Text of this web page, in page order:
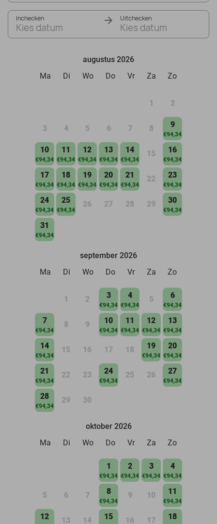
Inchecken
Kies datum
Uitchecken
Kies datum
augustus 2026
Ma
Di Wo Do Vr Za Zo
1 2
3 4 5 6 7 8 9
€94,34
10
€94,34
11
€94,34
12
€94,34
13
€94,34
14
€94,34
15 16
€94,34
17
€94,34
18
€94,34
19
€94,34
20
€94,34
21
€94,34
22 23
€94,34
24
€94,34
25
€94,34
26 27 28 29 30
€94,34
31
€94,34
september 2026
Ma
Di Wo Do Vr Za Zo
1 2 3
€94,34
4
€94,34
5 6
€94,34
7
€94,34
8 9 10
€94,34
11
€94,34
12
€94,34
13
€94,34
14
€94,34
15 16 17 18 19
€94,34
20
€94,34
21
€94,34
22 23 24
€94,34
25 26 27
€94,34
28
€94,34
29 30
oktober 2026
Ma
Di Wo Do Vr Za Zo
1
€94,34
2
€94,34
3
€94,34
4
€94,34
5 6 7 8
€94,34
9 10 11
€94,34
12 13 14 15 16 17 18